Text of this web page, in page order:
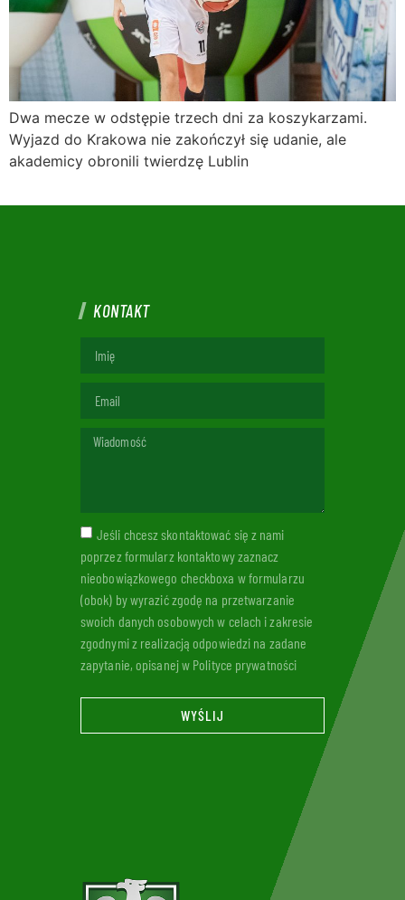
Dwa mecze w odstępie trzech dni za koszykarzami.
Wyjazd do Krakowa nie zakończył się udanie, ale
akademicy obronili twierdzę Lublin
KONTAKT
Jeśli chcesz skontaktować się z nami
poprzez formularz kontaktowy zaznacz
nieobowiązkowego checkboxa w formularzu
(obok) by wyrazić zgodę na przetwarzanie
swoich danych osobowych w celach i zakresie
zgodnymi z realizacją odpowiedzi na zadane
zapytanie, opisanej w Polityce prywatności
WYŚLIJ